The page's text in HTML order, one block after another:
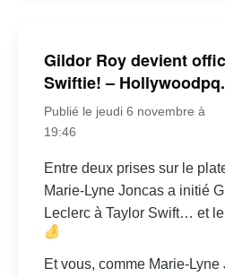
Gildor Roy devient
Swiftie! –
Publié le jeudi 6 novembre à
19:46
Entre deux prises sur le
Marie-Lyne Joncas a initié
Leclerc à Taylor Swift… et
Et vous, comme Marie-